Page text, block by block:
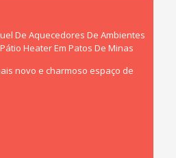
De Aquecedores De Ambientes
Heater Em Patos De Minas
novo e charmoso espaço de